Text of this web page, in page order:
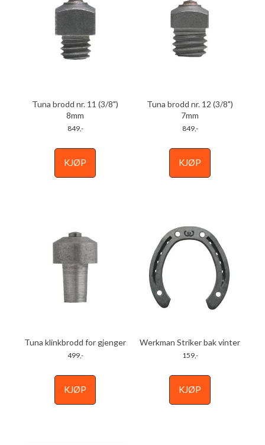
Tuna brodd nr. 11 (3/8")
8mm
849,-
KJØP
Tuna brodd nr. 12 (3/8")
7mm
849,-
KJØP
Tuna klinkbrodd for gjenger
499,-
KJØP
Werkman Striker bak vinter
159,-
KJØP